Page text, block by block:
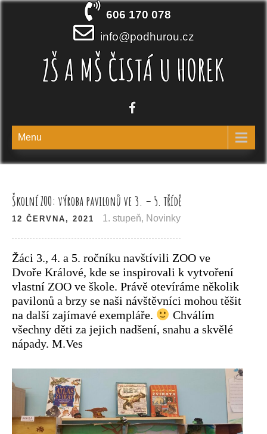
Skip
606 170 078
info@podhurou.cz
ZŠ A MŠ ČISTÁ U HOREK
Menu
Školní ZOO: výroba pavilonů ve 3. – 5. třídě
12 ČERVNA, 2021 1. stupeň, Novinky
Žáci 3., 4. a 5. ročníku navštívili ZOO ve
Dvoře Králové, kde se inspirovali k vytvoření
vlastní ZOO ve škole. Právě otevíráme několik
pavilonů a brzy se naši návštěvníci mohou těšit
na další zajímavé exempláře.
Chválím
všechny děti za jejich nadšení, snahu a skvělé
nápady. M.Ves